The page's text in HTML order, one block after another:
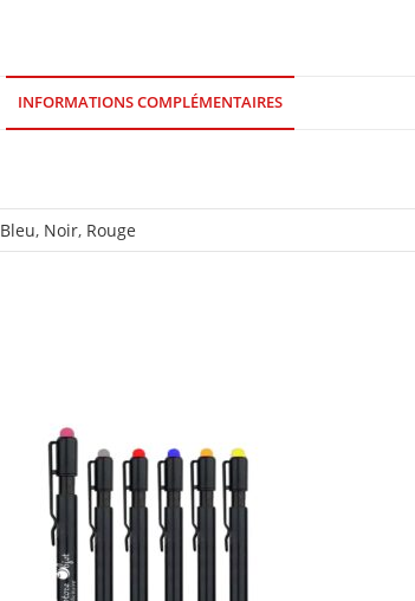
INFORMATIONS COMPLÉMENTAIRES
Bleu, Noir, Rouge